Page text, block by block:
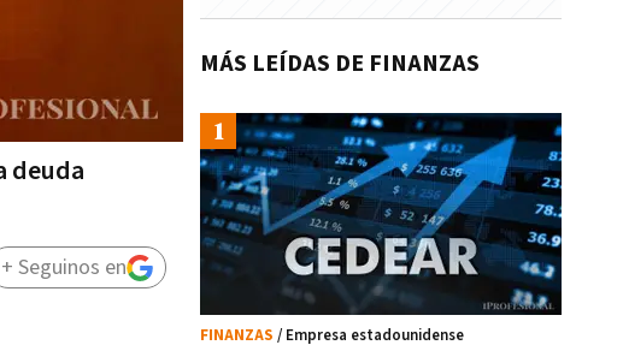
deuda
+ Seguinos en
MÁS LEÍDAS DE FINANZAS
FINANZAS / Empresa estadounidense